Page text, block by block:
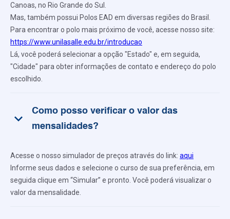
Canoas, no Rio Grande do Sul.
Mas, também possui Polos EAD em diversas regiões do Brasil.
Para encontrar o polo mais próximo de você, acesse nosso site:
https://www.unilasalle.edu.br/introducao
Lá, você poderá selecionar a opção "Estado" e, em seguida,
"Cidade" para obter informações de contato e endereço do polo
escolhido.
keyboard_arrow_down
Como posso verificar o valor das
mensalidades?
Acesse o nosso simulador de preços através do link: aqui
Informe seus dados e selecione o curso de sua preferência, em
seguida clique em “Simular” e pronto. Você poderá visualizar o
valor da mensalidade.